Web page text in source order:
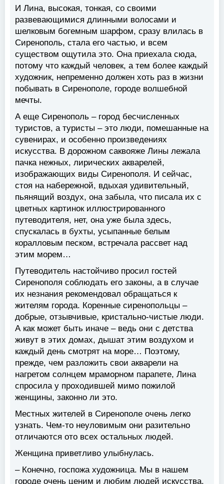
И Лина, высокая, тонкая, со своими
развевающимися длинными волосами и
шелковым богемным шарфом, сразу влилась в
Сиренополь, стала его частью, и всем
существом ощутила это. Она приехала сюда,
потому что каждый человек, а тем более каждый
художник, непременно должен хоть раз в жизни
побывать в Сиренополе, городе волшебной
мечты.
А еще Сиренополь – город бесчисленных
туристов, а туристы – это люди, помешанные на
сувенирах, и особенно произведениях
искусства. В дорожном саквояже Лины лежала
пачка нежных, лирических акварелей,
изображающих виды Сиренополя. И сейчас,
стоя на набережной, вдыхая удивительный,
пьянящий воздух, она забыла, что писала их с
цветных картинок иллюстрированного
путеводителя, нет, она уже была здесь,
спускалась в бухты, усыпанные белым
коралловым песком, встречала рассвет над
этим морем…
Путеводитель настойчиво просил гостей
Сиренополя соблюдать его законы, а в случае
их незнания рекомендовал обращаться к
жителям города. Коренные сиренопольцы –
добрые, отзывчивые, кристально-чистые люди.
А как может быть иначе – ведь они с детства
живут в этих домах, дышат этим воздухом и
каждый день смотрят на море… Поэтому,
прежде, чем разложить свои акварели на
нагретом солнцем мраморном парапете, Лина
спросила у проходившей мимо пожилой
женщины, законно ли это.
Местных жителей в Сиренополе очень легко
узнать. Чем-то неуловимым они разительно
отличаются ото всех остальных людей.
Женщина приветливо улыбнулась.
– Конечно, госпожа художница. Мы в нашем
городе очень ценим и любим людей искусства.